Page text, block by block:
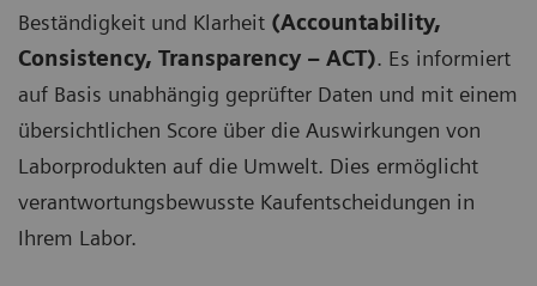
Beständigkeit und Klarheit (Accountability,
Consistency, Transparency – ACT). Es informiert
auf Basis unabhängig geprüfter Daten und mit einem
übersichtlichen Score über die Auswirkungen von
Laborprodukten auf die Umwelt. Dies ermöglicht
verantwortungsbewusste Kaufentscheidungen in
Ihrem Labor.